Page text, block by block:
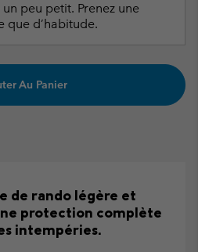
un peu petit. Prenez une
que d’habitude.
Au Panier
de rando légère et
protection complète
intempéries.